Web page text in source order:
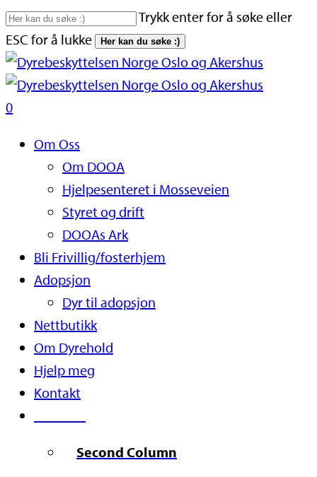
Skip
to
main
content
Trykk enter for å søke eller
ESC for å lukke
Her kan du søke :)
Close
Search
search
0
Om Oss
Om DOOA
Hjelpesenteret i Mosseveien
Styret og drift
DOOAs Ark
Bli Frivillig/fosterhjem
Adopsjon
Dyr til adopsjon
Nettbutikk
Om Dyrehold
Hjelp meg
Kontakt
Second Column